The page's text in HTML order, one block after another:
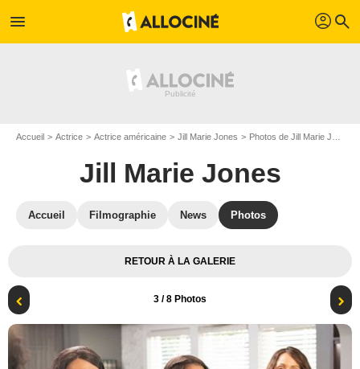
menu profil search
Accueil Actrice Actrice américaine Jill Marie Jones Photos de Jill Marie Jones
Jill Marie Jones
Accueil Filmographie News Photos
RETOUR À LA GALERIE
3 / 8 Photos